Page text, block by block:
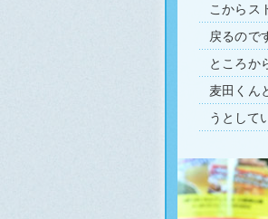
こからス
戻るので
ところか
麦田くん
うとして